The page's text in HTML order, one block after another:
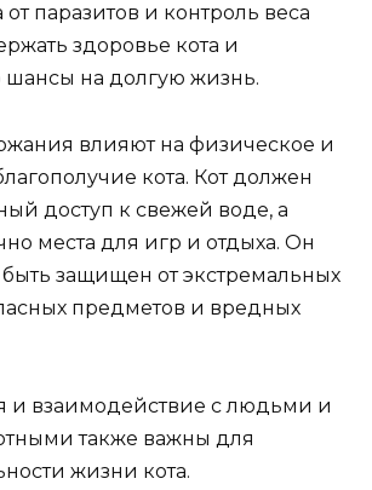
паразитов и контроль веса
здоровье кота и
шансы на долгую жизнь.
влияют на физическое и
кота. Кот должен
доступ к свежей воде, а
места для игр и отдыха. Он
защищен от экстремальных
предметов и вредных
и взаимодействие с людьми и
также важны для
жизни кота.